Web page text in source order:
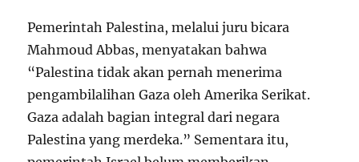
Pemerintah Palestina, melalui juru bicara
Mahmoud Abbas, menyatakan bahwa
“Palestina tidak akan pernah menerima
pengambilalihan Gaza oleh Amerika Serikat.
Gaza adalah bagian integral dari negara
Palestina yang merdeka.” Sementara itu,